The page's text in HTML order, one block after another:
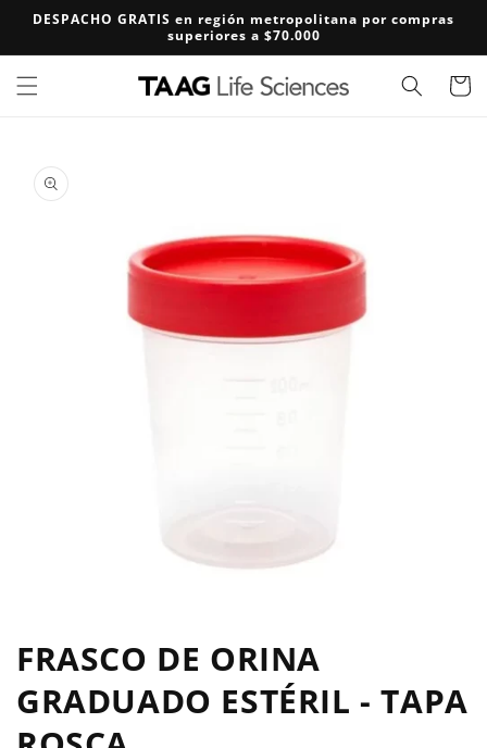
directamente
DESPACHO GRATIS en región metropolitana por compras
superiores a $70.000
Carrito
a la
información
1
en
una
ventana
FRASCO DE ORINA
GRADUADO ESTÉRIL - TAPA